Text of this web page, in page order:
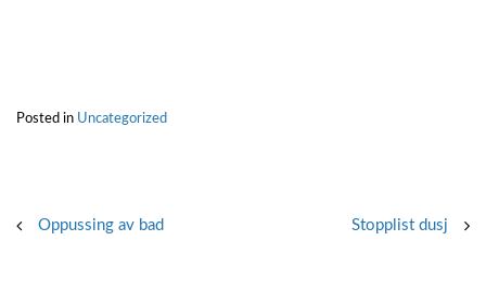
Posted in Uncategorized
Post
Oppussing av bad Stopplist dusj